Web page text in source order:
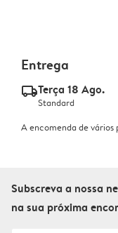
Entrega
delivery_standard_v2Terça 18 Ago.
Standard
A encomenda de
Subscreva a nossa
na sua próxima